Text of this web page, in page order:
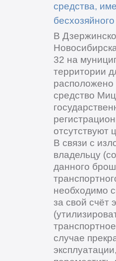
средства,
бесхозяйного
В
32 на
территории
расположено
средство
отсутствуют
В связи с
владельцу
данного
необходимо
за свой счёт
случае